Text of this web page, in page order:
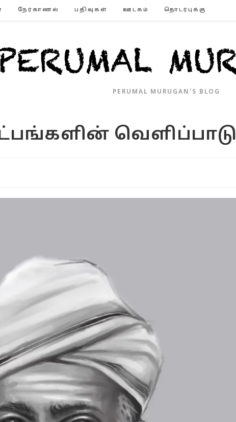
நேர்காணல் பதிவுகள் ஊடகம் தொடர்புக்கு
PERUMAL MURUGAN'S BLOG
வெளிப்பாடு